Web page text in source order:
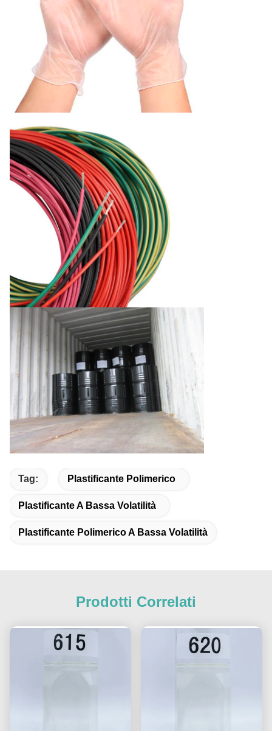
Tag: Plastificante Polimerico
Plastificante A Bassa Volatilità
Plastificante Polimerico A Bassa Volatilità
Prodotti Correlati